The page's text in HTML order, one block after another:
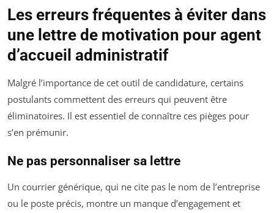
Les erreurs fréquentes à éviter dans
une lettre de motivation pour agent
d’accueil administratif
Malgré l’importance de cet outil de candidature, certains
postulants commettent des erreurs qui peuvent être
éliminatoires. Il est essentiel de connaître ces pièges pour
s’en prémunir.
Ne pas personnaliser sa lettre
Un courrier générique, qui ne cite pas le nom de l’entreprise
ou le poste précis, montre un manque d’engagement et